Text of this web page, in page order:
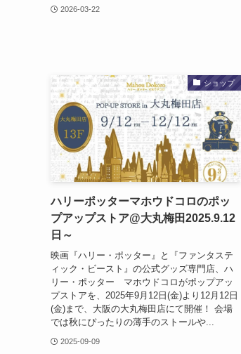
2026-03-22
ショップ
ハリーポッターマホウドコロのポッ
プアップストア@大丸梅田2025.9.12
日～
映画『ハリー・ポッター』と『ファンタステ
ィック・ビースト』の公式グッズ専門店、ハ
リー・ポッター マホウドコロがポップアッ
プストアを、2025年9月12日(金)より12月12日
(金)まで、大阪の大丸梅田店にて開催！ 会場
では秋にぴったりの薄手のストールや...
2025-09-09